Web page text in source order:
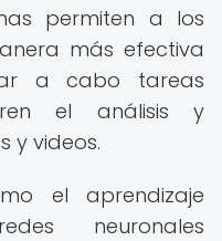
permiten a los
más efectiva
a cabo tareas
el análisis y
y videos.
el aprendizaje
neuronales